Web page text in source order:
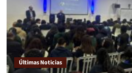
Últimas Noticias